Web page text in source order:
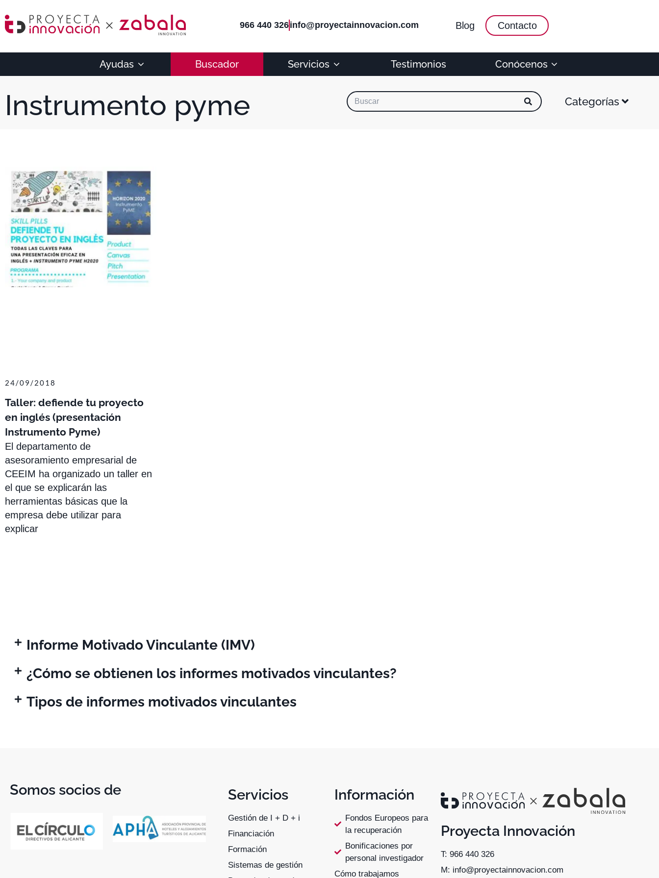
966 440 326info@proyectainnovacion.com Blog Contacto
Ayudas Buscador Servicios Testimonios Conócenos
Instrumento pyme Categorías
Taller: defiende tu proyecto
en inglés (presentación
Instrumento Pyme)
24/09/2018
El departamento de
asesoramiento empresarial de
CEEIM ha organizado un taller en
el que se explicarán las
herramientas básicas que la
empresa debe utilizar para
explicar
Informe Motivado Vinculante (IMV)
¿Cómo se obtienen los informes motivados vinculantes?
Tipos de informes motivados vinculantes
Somos socios de Servicios
Gestión de I + D + i
Financiación
Formación
Sistemas de gestión
Información
Fondos Europeos para
la recuperación
Bonificaciones por
personal investigador
Cómo trabajamos
Proyecta Innovación
T: 966 440 326
M: info@proyectainnovacion.com